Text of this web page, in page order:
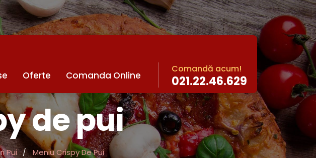
Comandă acum!
021.22.46.629
Oferte Comanda Online
de pui
Pui Meniu Crispy De Pui